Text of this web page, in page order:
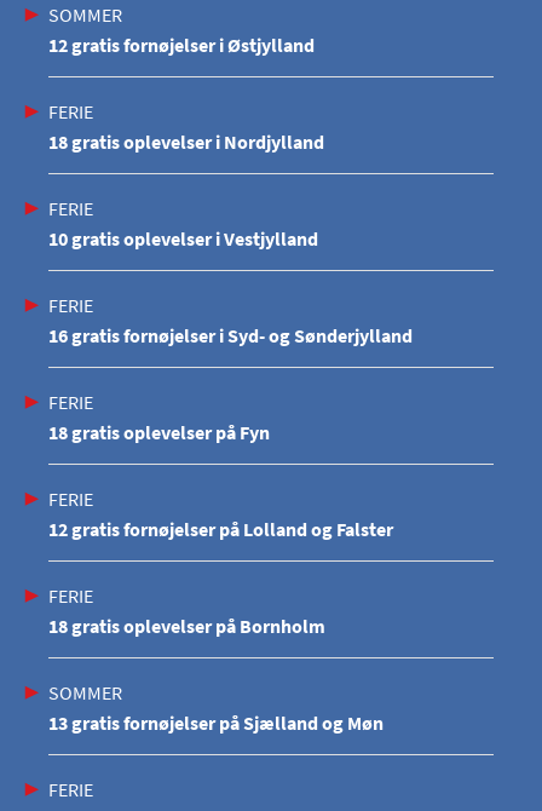
SOMMER
12 gratis fornøjelser i Østjylland
FERIE
18 gratis oplevelser i Nordjylland
FERIE
10 gratis oplevelser i Vestjylland
FERIE
16 gratis fornøjelser i Syd- og Sønderjylland
FERIE
18 gratis oplevelser på Fyn
FERIE
12 gratis fornøjelser på Lolland og Falster
FERIE
18 gratis oplevelser på Bornholm
SOMMER
13 gratis fornøjelser på Sjælland og Møn
FERIE